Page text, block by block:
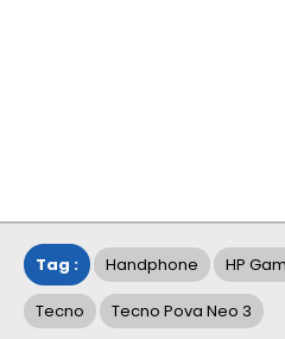
Tag : Handphone HP
Tecno Tecno Pova Neo 3